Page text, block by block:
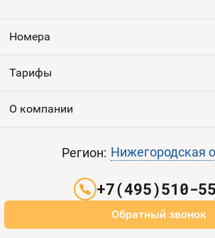
Номера
Все номера
Тарифы
Выгодные тарифы
О компании
Оплата и доставка
Регион: Нижегородская
+7(495)510-
Обратный звонок